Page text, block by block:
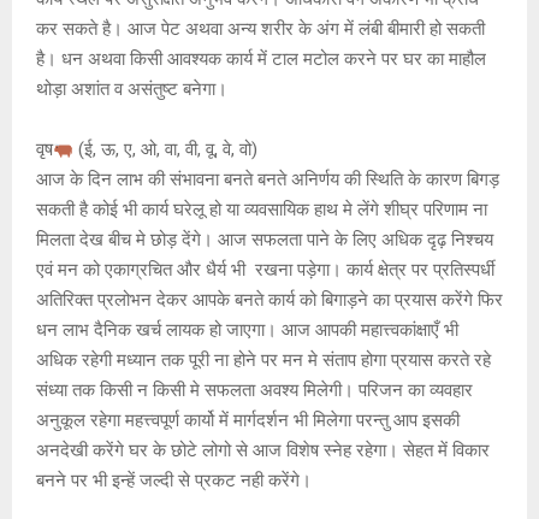
कर सकते है। आज पेट अथवा अन्य शरीर के अंग में लंबी बीमारी हो सकती
है। धन अथवा किसी आवश्यक कार्य में टाल मटोल करने पर घर का माहौल
थोड़ा अशांत व असंतुष्ट बनेगा।
वृष
(ई, ऊ, ए, ओ, वा, वी, वू, वे, वो)
आज के दिन लाभ की संभावना बनते बनते अनिर्णय की स्थिति के कारण बिगड़
सकती है कोई भी कार्य घरेलू हो या व्यवसायिक हाथ मे लेंगे शीघ्र परिणाम ना
मिलता देख बीच मे छोड़ देंगे। आज सफलता पाने के लिए अधिक दृढ़ निश्चय
एवं मन को एकाग्रचित और धैर्य भी रखना पड़ेगा। कार्य क्षेत्र पर प्रतिस्पर्धी
अतिरिक्त प्रलोभन देकर आपके बनते कार्य को बिगाड़ने का प्रयास करेंगे फिर
धन लाभ दैनिक खर्च लायक हो जाएगा। आज आपकी महात्त्वकांक्षाएँ भी
अधिक रहेगी मध्यान तक पूरी ना होने पर मन मे संताप होगा प्रयास करते रहे
संध्या तक किसी न किसी मे सफलता अवश्य मिलेगी। परिजन का व्यवहार
अनुकूल रहेगा महत्त्वपूर्ण कार्यो में मार्गदर्शन भी मिलेगा परन्तु आप इसकी
अनदेखी करेंगे घर के छोटे लोगो से आज विशेष स्नेह रहेगा। सेहत में विकार
बनने पर भी इन्हें जल्दी से प्रकट नही करेंगे।